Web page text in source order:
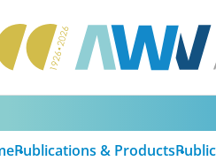
Publications & Products